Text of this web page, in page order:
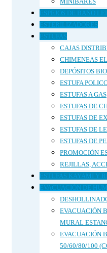
ESPEJOS DE BAÑO
ESTERILIZADORES
ESTUFAS
CAJAS
CHIMENEAS
DEPÓSITOS
ESTUFA
ESTUFAS A GAS
ESTUFAS DE
ESTUFAS DE
ESTUFAS DE
ESTUFAS DE
PROMOCIÓN
REJILLAS,
ESTUFAS KAYAMI Y
EVACUACIÓN DE
EVACUACIÓN
MURAL
EVACUACIÓN
50/60/80/100